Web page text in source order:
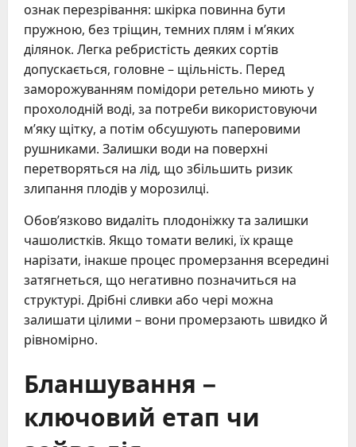
ознак перезрівання: шкірка повинна бути
пружною, без тріщин, темних плям і м’яких
ділянок. Легка ребристість деяких сортів
допускається, головне – щільність. Перед
заморожуванням помідори ретельно миють у
прохолодній воді, за потреби використовуючи
м’яку щітку, а потім обсушують паперовими
рушниками. Залишки води на поверхні
перетворяться на лід, що збільшить ризик
злипання плодів у морозилці.
Обов’язково видаліть плодоніжку та залишки
чашолистків. Якщо томати великі, їх краще
нарізати, інакше процес промерзання всередині
затягнеться, що негативно позначиться на
структурі. Дрібні сливки або чері можна
залишати цілими – вони промерзають швидко й
рівномірно.
Бланшування –
ключовий етап чи